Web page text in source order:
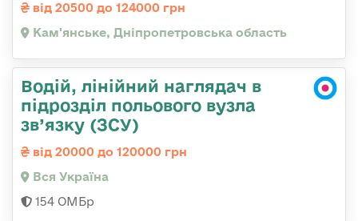
від 20500 до 124000 грн
Кам'янське, Дніпропетровська область
Водій, лінійний наглядач в
підрозділ польового вузла
зв’язку (ЗСУ)
від 20000 до 120000 грн
Вся Україна
154 ОМБр